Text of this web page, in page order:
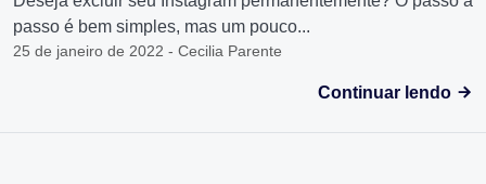
passo é bem simples, mas um pouco...
25 de janeiro de 2022 - Cecilia Parente
Continuar lendo